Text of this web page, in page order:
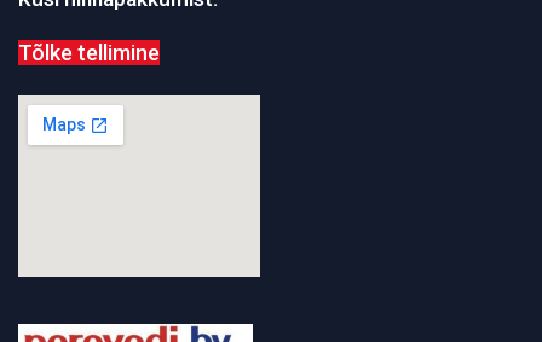
Tõlke tellimine